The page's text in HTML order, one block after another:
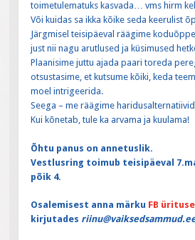
toimetulematuks kasvada… vms hirm
Või kuidas sa ikka kõike seda keerulist
Järgmisel teisipäeval räägime
just nii nagu arutlused ja küsimused
Plaanisime juttu ajada paari toreda
otsustasime, et kutsume kõiki, keda
moel intrigeerida.
Seega – me räägime
Kui kõnetab, tule ka arvama ja kuulama!
Õhtu panus on annetuslik.
Vestlusring toimub teisipäeval
põik 4.
Osalemisest anna märku FB üritusel
kirjutades